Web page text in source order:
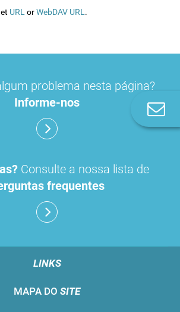
URL orWebDAV URL .
problema nesta página?
Informe-nos
Consulte a nossa lista de
frequentes
LINKS
MAPA DO SITE